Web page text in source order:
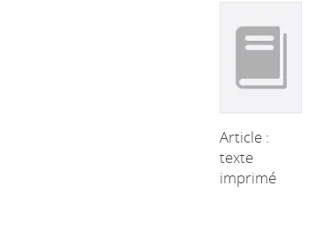
Article :
texte
imprimé